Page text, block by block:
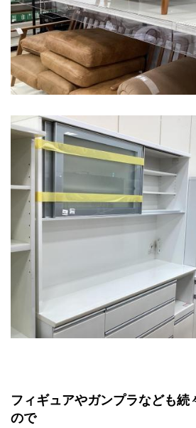
フィギュアやガンプラなども続
ので